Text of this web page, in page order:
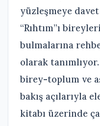
yüzleşmeye
“Rıhtım”ı
bulmalarına
olarak
birey-toplum ve
bakış açılarıyla
kitabı üzerinde